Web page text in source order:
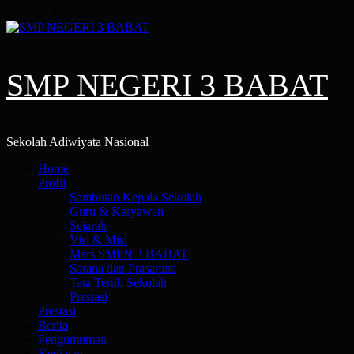
to
SMP NEGERI 3 BABAT
Sekolah Adiwiyata Nasional
PrimaryHome
Profil
Sambutan Kepala Sekolah
Guru & Karyawan
Sejarah
Visi & Misi
Mars SMPN 3 BABAT
Sarana dan Prasarana
Tata Tertib Sekolah
Prestasi
Prestasi
Berita
Pengumuman